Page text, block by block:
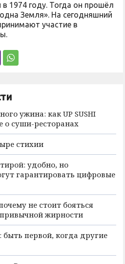
1974 году. Тогда он прошёл
Земля». На сегодняшний
участие в
ужина: как UP SUSHI
о суши-ресторанах
стихии
удобно, но
гарантировать цифровые
не стоит бояться
жирности
первой, когда другие